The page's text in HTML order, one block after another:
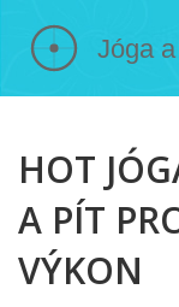
HOT
A PÍT
VÝKON